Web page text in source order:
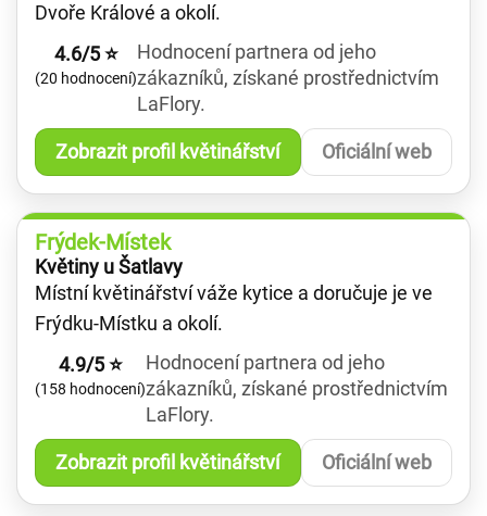
Dvoře Králové a okolí.
4.6/5 ⭐
(20 hodnocení)
Hodnocení partnera od jeho
zákazníků, získané prostřednictvím
LaFlory.
Zobrazit profil květinářství Oficiální web
Frýdek-Místek
Květiny u Šatlavy
Místní květinářství váže kytice a doručuje je ve
Frýdku-Místku a okolí.
4.9/5 ⭐
(158 hodnocení)
Hodnocení partnera od jeho
zákazníků, získané prostřednictvím
LaFlory.
Zobrazit profil květinářství Oficiální web